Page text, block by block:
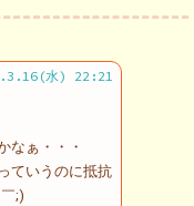
水) 22:21
なぁ・・・
ていうのに抵抗
;)